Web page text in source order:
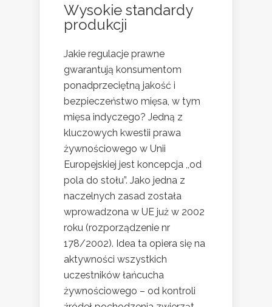
Wysokie standardy
produkcji
Jakie regulacje prawne
gwarantują konsumentom
ponadprzeciętną jakość i
bezpieczeństwo mięsa, w tym
mięsa indyczego? Jedną z
kluczowych kwestii prawa
żywnościowego w Unii
Europejskiej jest koncepcja ,,od
pola do stołu”. Jako jedna z
naczelnych zasad została
wprowadzona w UE już w 2002
roku (rozporządzenie nr
178/2002). Idea ta opiera się na
aktywności wszystkich
uczestników łańcucha
żywnościowego – od kontroli